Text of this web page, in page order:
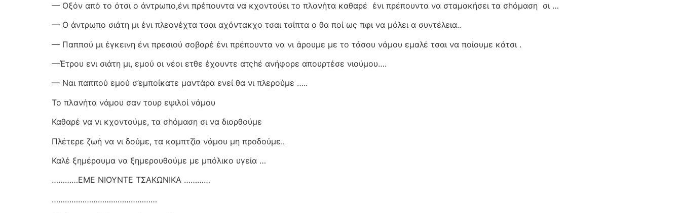
— Οξόν από το ότσι ο άντρωπο,ένι πρέπουντα να κχοντούει το πλανήτα καθαρέ ένι πρέπουντα να σταμακήσει τα σhόμαση σι …
— Ο άντρωπο σιάτη μι ένι πλεονέχτα τσαι αχόντακχο τσαι τσίπτα ο θα ποί ως πφι να μόλει α συντέλεια..
— Παππού μι έγκεινη ένι πρεσιού σοβαρέ ένι πρέπουντα να νι άρουμε με το τάσου νάμου εμαλέ τσαι να ποίουμε κάτσι .
—Έτρου ενι σιάτη μι, εμού οι νέοι ετθε έχουντε ατςhέ ανήφορε απουρτέσε νιούμου….
— Ναι παππού εμού σ’εμποίκατε μαντάρα ενεί θα νι πλερούμε …..
Το πλανήτα νάμου σαν τουρ εψιλοί νάμου
Καθαρέ να νι κχοντούμε, τα σhόμαση σι να διορθούμε
Πλέτερε ζωή να νι δούμε, τα καμπτζία νάμου μη προδούμε..
Καλέ ξημέρουμα να ξημερουθούμε με μπόλικο υγεία …
…………ΕΜΕ ΝΙΟΥΝΤΕ ΤΣΑΚΩΝΙΚΑ …………
…………………………………………